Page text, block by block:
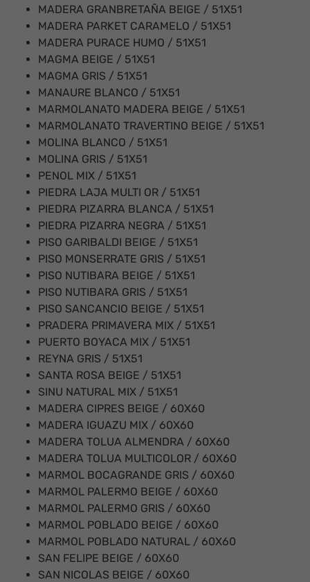
MADERA GRANBRETAÑA BEIGE / 51X51
MADERA PARKET CARAMELO / 51X51
MADERA PURACE HUMO / 51X51
MAGMA BEIGE / 51X51
MAGMA GRIS / 51X51
MANAURE BLANCO / 51X51
MARMOLANATO MADERA BEIGE / 51X51
MARMOLANATO TRAVERTINO BEIGE / 51X51
MOLINA BLANCO / 51X51
MOLINA GRIS / 51X51
PENOL MIX / 51X51
PIEDRA LAJA MULTI OR / 51X51
PIEDRA PIZARRA BLANCA / 51X51
PIEDRA PIZARRA NEGRA / 51X51
PISO GARIBALDI BEIGE / 51X51
PISO MONSERRATE GRIS / 51X51
PISO NUTIBARA BEIGE / 51X51
PISO NUTIBARA GRIS / 51X51
PISO SANCANCIO BEIGE / 51X51
PRADERA PRIMAVERA MIX / 51X51
PUERTO BOYACA MIX / 51X51
REYNA GRIS / 51X51
SANTA ROSA BEIGE / 51X51
SINU NATURAL MIX / 51X51
MADERA CIPRES BEIGE / 60X60
MADERA IGUAZU MIX / 60X60
MADERA TOLUA ALMENDRA / 60X60
MADERA TOLUA MULTICOLOR / 60X60
MARMOL BOCAGRANDE GRIS / 60X60
MARMOL PALERMO BEIGE / 60X60
MARMOL PALERMO GRIS / 60X60
MARMOL POBLADO BEIGE / 60X60
MARMOL POBLADO NATURAL / 60X60
SAN FELIPE BEIGE / 60X60
SAN NICOLAS BEIGE / 60X60